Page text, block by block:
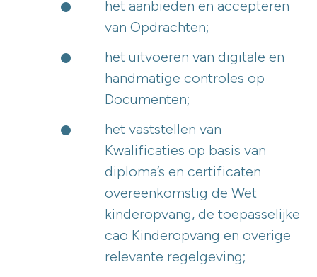
het aanbieden en accepteren
van Opdrachten;
het uitvoeren van digitale en
handmatige controles op
Documenten;
het vaststellen van
Kwalificaties op basis van
diploma’s en certificaten
overeenkomstig de Wet
kinderopvang, de toepasselijke
cao Kinderopvang en overige
relevante regelgeving;